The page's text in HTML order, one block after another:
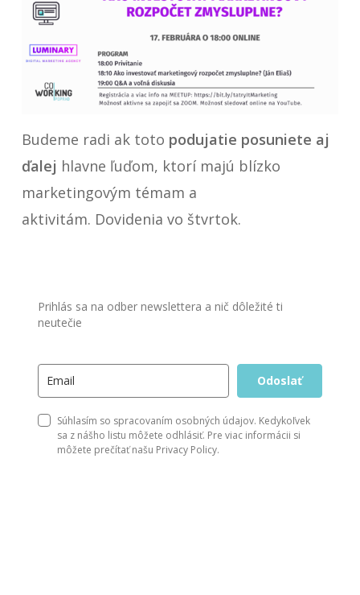
Budeme radi ak toto podujatie posuniete aj
ďalej hlavne ľuďom, ktorí majú blízko
marketingovým témam a
aktivitám. Dovidenia vo štvrtok.
Prihlás sa na odber newslettera a nič dôležité ti
neutečie
Odoslať
Súhlasím so spracovaním osobných údajov. Kedykoľvek
sa z nášho listu môžete odhlásiť. Pre viac informácii si
môžete prečítať našu Privacy Policy.